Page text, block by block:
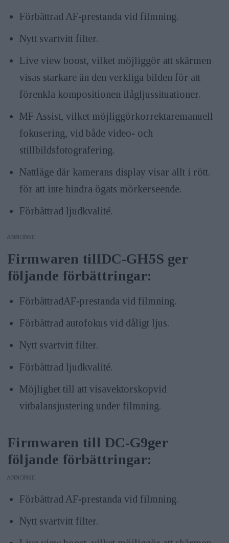
Förbättrad AF-prestanda vid filmning.
Nytt svartvitt filter.
Live view boost, vilket möjliggör att skärmen
visas starkare än den verkliga bilden för att
förenkla kompositionen ilågljussituationer.
MF Assist, vilket möjliggörkorrektaremanuell
fokusering, vid både video- och
stillbildsfotografering.
Nattläge där kamerans display visar allt i rött.
för att inte hindra ögats mörkerseende.
Förbättrad ljudkvalité.
ANNONS
Firmwaren tillDC-GH5S ger
följande förbättringar:
FörbättradAF-prestanda vid filmning.
Förbättrad autofokus vid dåligt ljus.
Nytt svartvitt filter.
Förbättrad ljudkvalité.
Möjlighet till att visavektorskopvid
vitbalansjustering under filmning.
Firmwaren till DC-G9ger
följande förbättringar:
ANNONS
Förbättrad AF-prestanda vid filmning.
Nytt svartvitt filter.